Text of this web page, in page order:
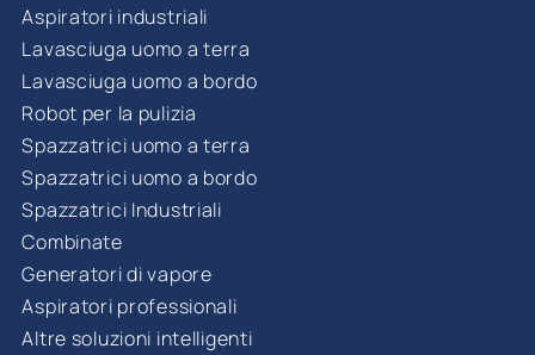
Aspiratori industriali
Lavasciuga uomo a terra
Lavasciuga uomo a bordo
Robot per la pulizia
Spazzatrici uomo a terra
Spazzatrici uomo a bordo
Spazzatrici Industriali
Combinate
Generatori di vapore
Aspiratori professionali
Altre soluzioni intelligenti